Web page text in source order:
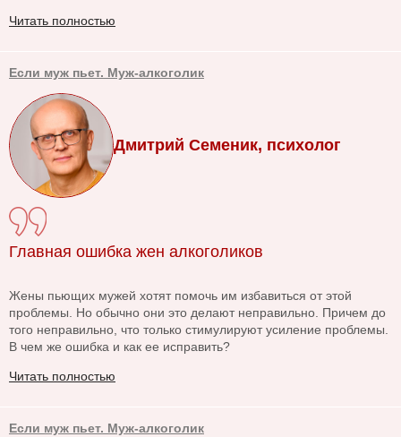
Читать полностью
Если муж пьет. Муж-алкоголик
Дмитрий Семеник, психолог
Главная ошибка жен алкоголиков
Жены пьющих мужей хотят помочь им избавиться от этой
проблемы. Но обычно они это делают неправильно. Причем до
того неправильно, что только стимулируют усиление проблемы.
В чем же ошибка и как ее исправить?
Читать полностью
Если муж пьет. Муж-алкоголик